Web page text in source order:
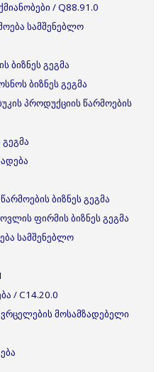
/ Q88.91.0
სამშენებლო
ბიზნეს გეგმა
ბიზნეს გეგმა
პროდუქციის წარმოების
ბიზნეს გეგმა
ფირმის ბიზნეს გეგმა
სამშენებლო
/ C14.20.0
მოსამზადებელი